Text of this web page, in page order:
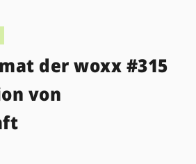
der woxx #315
von